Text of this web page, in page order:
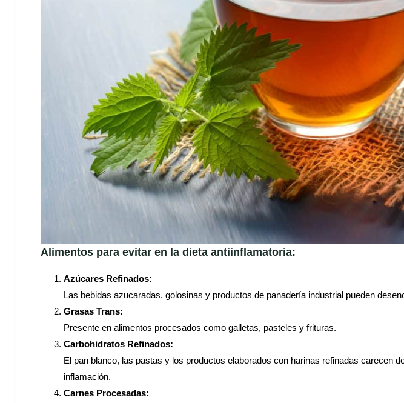
Alimentos para evitar en la dieta antiinflamatoria:
Azúcares Refinados:
Las bebidas azucaradas, golosinas y productos de panadería industrial pueden
Grasas Trans:
Presente en alimentos procesados como galletas, pasteles y frituras.
Carbohidratos Refinados:
El pan blanco, las pastas y los productos elaborados con harinas refinadas carecen
inflamación.
Carnes Procesadas: